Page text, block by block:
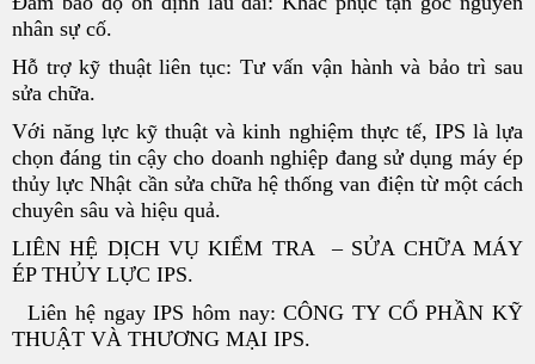
nhân sự cố.
Hỗ trợ kỹ thuật liên tục: Tư vấn vận hành và bảo trì sau
sửa chữa.
Với năng lực kỹ thuật và kinh nghiệm thực tế, IPS là lựa
chọn đáng tin cậy cho doanh nghiệp đang sử dụng máy ép
thủy lực Nhật cần sửa chữa hệ thống van điện từ một cách
chuyên sâu và hiệu quả.
LIÊN HỆ DỊCH VỤ KIỂM TRA – SỬA CHỮA MÁY
ÉP THỦY LỰC IPS.
Liên hệ ngay IPS hôm nay: CÔNG TY CỔ PHẦN KỸ
THUẬT VÀ THƯƠNG MẠI IPS.